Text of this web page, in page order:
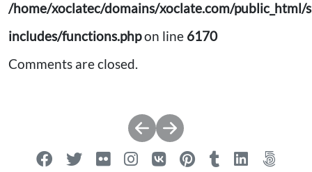
/home/xoclatec/domains/xoclate.com/public_html/
includes/functions.phpon line 6170
Comments are closed.